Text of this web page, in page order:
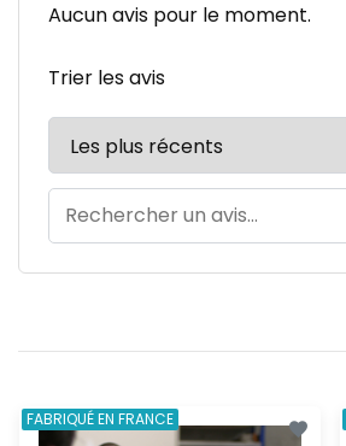
Aucun avis pour le moment.
Trier les avis
FABRIQUÉ EN FRANCE